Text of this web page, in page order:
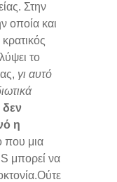
Στην
οποία και
το
γι αυτό
δεν
η
που μια
μπορεί να